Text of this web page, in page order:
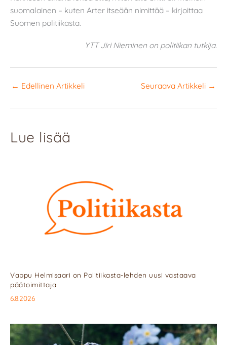
suomalainen – kuten Arter itseään nimittää – kirjoittaa
Suomen politiikasta.
YTT Jiri Nieminen on politiikan tutkija.
← Edellinen Artikkeli Seuraava Artikkeli →
Lue lisää
Vappu Helmisaari on Politiikasta-lehden uusi vastaava
päätoimittaja
6.8.2026